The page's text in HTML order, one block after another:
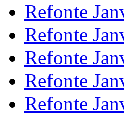
Refonte
Refonte
Refonte
Refonte
Refonte